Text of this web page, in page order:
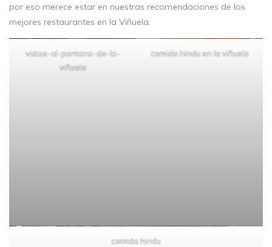
por eso merece estar en nuestras recomendaciones de los
mejores restaurantes en la Viñuela.
vistas-al-pantano-de-la-
viñuela
comida hindu en la viñuela
comida hindu